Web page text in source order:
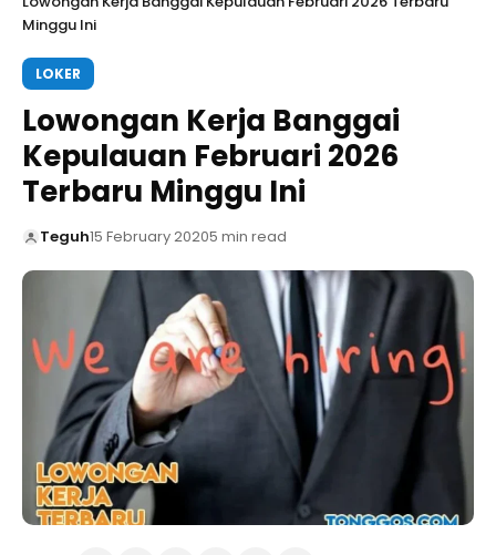
Minggu Ini
LOKER
Lowongan Kerja Banggai
Kepulauan Februari 2026
Terbaru Minggu Ini
Teguh15 February 20205 min read